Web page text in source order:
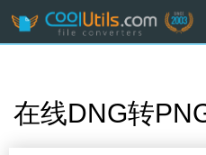
在线DNG转